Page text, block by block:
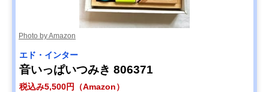
Photo by Amazon
エド・インター
音いっぱいつみき ‎806371
税込み5,500円（Amazon）